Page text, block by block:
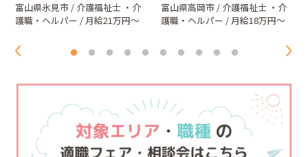
富山県氷見市 / 介護福祉士 ・介
護職・ヘルパー / 月給21万円～
富山県高岡市 / 介護福祉士 ・介
護職・ヘルパー / 月給18万円～